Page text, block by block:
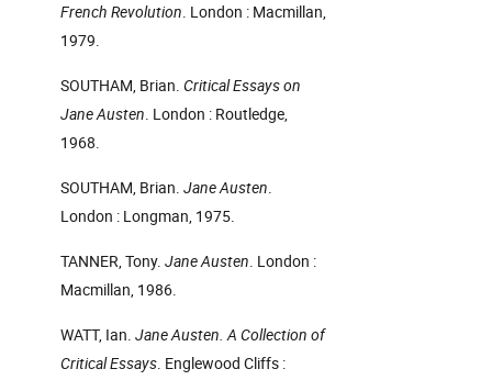
French Revolution. London : Macmillan,
1979.
SOUTHAM, Brian. Critical Essays on
Jane Austen. London : Routledge,
1968.
SOUTHAM, Brian. Jane Austen.
London : Longman, 1975.
TANNER, Tony. Jane Austen. London :
Macmillan, 1986.
WATT, Ian. Jane Austen. A Collection of
Critical Essays. Englewood Cliffs :